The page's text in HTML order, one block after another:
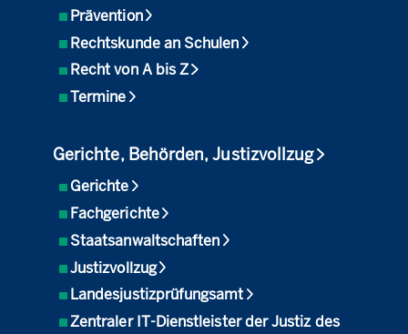
Prävention
Rechtskunde an Schulen
Recht von A bis Z
Termine
Gerichte, Behörden, Justizvollzug
Gerichte
Fachgerichte
Staatsanwaltschaften
Justizvollzug
Landesjustizprüfungsamt
Zentraler IT-Dienstleister der Justiz des